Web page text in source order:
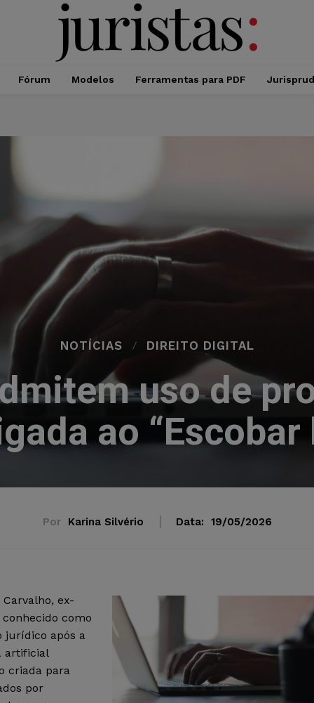
Fórum Modelos Ferramentas para PDF
NOTÍCIAS DIREITO DIGITAL
uso de
ao
Por Karina Silvério Data: 19/05/2026
ex-
como
jurídico após a
artificial
criada para
por